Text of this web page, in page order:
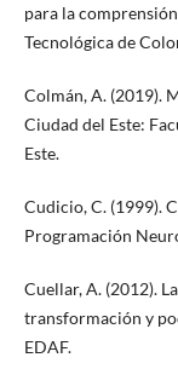
para la
Tecnológica de
Colmán, A. (2019).
Ciudad del Este:
Este.
Cudicio, C. (1999).
Programación
Cuellar, A. (2012).
transformación y
EDAF.